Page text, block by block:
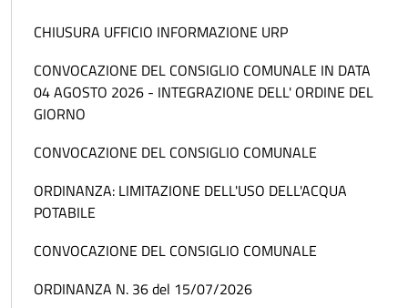
CHIUSURA UFFICIO INFORMAZIONE URP
CONVOCAZIONE DEL CONSIGLIO COMUNALE IN DATA
04 AGOSTO 2026 - INTEGRAZIONE DELL' ORDINE DEL
GIORNO
CONVOCAZIONE DEL CONSIGLIO COMUNALE
ORDINANZA: LIMITAZIONE DELL'USO DELL'ACQUA
POTABILE
CONVOCAZIONE DEL CONSIGLIO COMUNALE
ORDINANZA N. 36 del 15/07/2026